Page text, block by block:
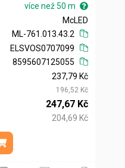
více než 50 m
McLED
ML-761.013.43.2
ELSVOS0707099
8595607125055
237,79 Kč
196,52 Kč
247,67 Kč
204,69 Kč
m
Přidat do košíku